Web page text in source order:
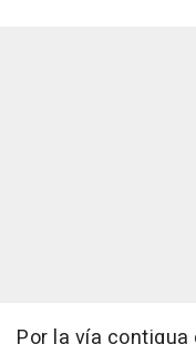
Por la vía